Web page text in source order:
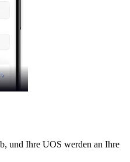
und Ihre UOS werden an Ihre